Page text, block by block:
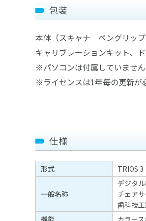
包装
本体（スキャナ ペングリップ
キャリブレーションキット、
※パソコンは付属していません
※ライセンスは1年毎の更新が
仕様
形式 TRIOS
一般名称
デジタ
チェア
歯科技
機能
カラー